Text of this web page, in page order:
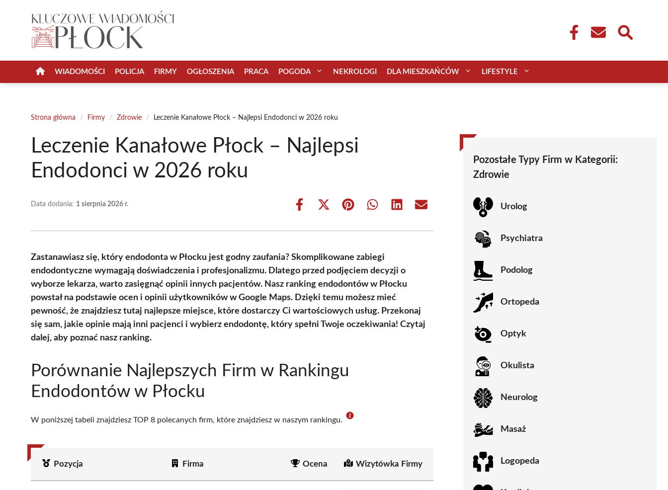
WIADOMOŚCI POLICJA FIRMY OGŁOSZENIA PRACA POGODA NEKROLOGI DLA MIESZKAŃCÓW LIFESTYLE
Strona główna / Firmy / Zdrowie / Leczenie Kanałowe Płock – Najlepsi Endodonci w 2026 roku
Leczenie Kanałowe Płock – Najlepsi
Endodonci w 2026 roku
Data dodania: 1 sierpnia 2026 r.
Share
Share
(Twitter)
Share Share Share Share
Zastanawiasz się, który endodonta w Płocku jest godny zaufania? Skomplikowane zabiegi
endodontyczne wymagają doświadczenia i profesjonalizmu. Dlatego przed podjęciem decyzji o
wyborze lekarza, warto zasięgnąć opinii innych pacjentów. Nasz ranking endodontów w Płocku
powstał na podstawie ocen i opinii użytkowników w Google Maps. Dzięki temu możesz mieć
pewność, że znajdziesz tutaj najlepsze miejsce, które dostarczy Ci wartościowych usług. Przekonaj
się sam, jakie opinie mają inni pacjenci i wybierz endodontę, który spełni Twoje oczekiwania! Czytaj
dalej, aby poznać nasz ranking.
Porównanie Najlepszych Firm w Rankingu
Endodontów w Płocku
W poniższej tabeli znajdziesz TOP 8 polecanych firm, które znajdziesz w naszym rankingu.
Pozycja Firma Ocena Wizytówka Firmy
Pozostałe Typy Firm w Kategorii:
Zdrowie
Urolog
Psychiatra
Podolog
Ortopeda
Optyk
Okulista
Neurolog
Masaż
Logopeda